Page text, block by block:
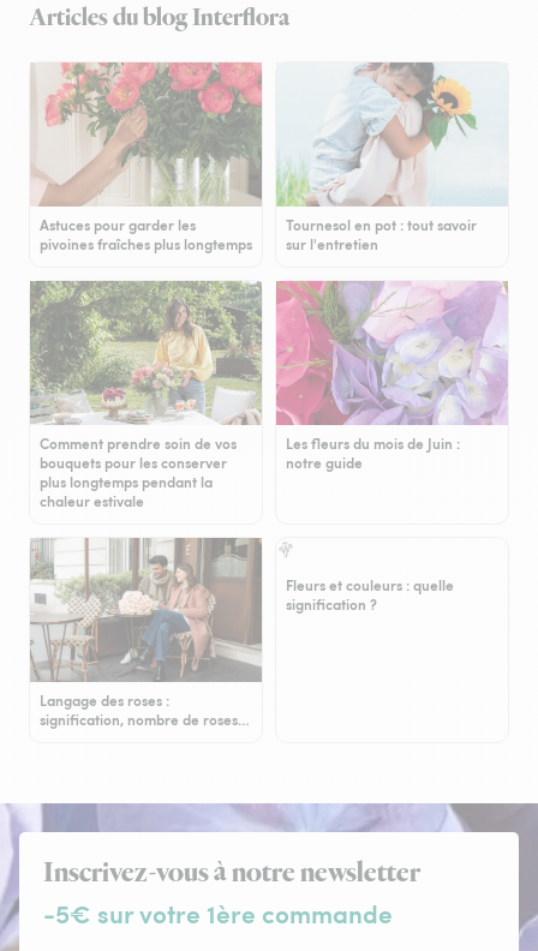
Articles du blog Interflora
Astuces pour garder les
pivoines fraîches plus longtemps
Tournesol en pot : tout savoir
sur l'entretien
Comment prendre soin de vos
bouquets pour les conserver
plus longtemps pendant la
chaleur estivale
Les fleurs du mois de Juin :
notre guide
Langage des roses :
signification, nombre de roses…
Fleurs et couleurs : quelle
signification ?
Inscrivez-vous à notre newsletter
-5€ sur votre 1ère commande